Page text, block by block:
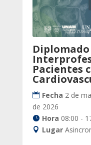
Pacientes
Fecha 2 de
de 2026
Hora 08:00 -
Lugar